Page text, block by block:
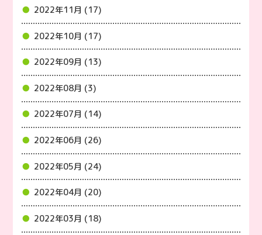
2022年11月 (17)
2022年10月 (17)
2022年09月 (13)
2022年08月 (3)
2022年07月 (14)
2022年06月 (26)
2022年05月 (24)
2022年04月 (20)
2022年03月 (18)